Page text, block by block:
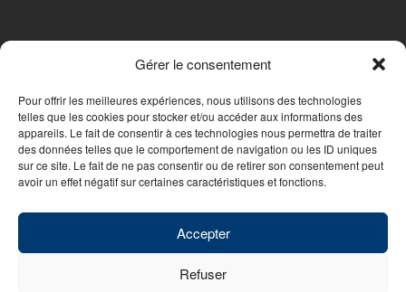
Gérer le consentement
Pour offrir les meilleures expériences, nous utilisons des technologies
telles que les cookies pour stocker et/ou accéder aux informations des
appareils. Le fait de consentir à ces technologies nous permettra de traiter
des données telles que le comportement de navigation ou les ID uniques
sur ce site. Le fait de ne pas consentir ou de retirer son consentement peut
avoir un effet négatif sur certaines caractéristiques et fonctions.
Accepter
Refuser
Nous contacter
© 2026 - WebDesign PFS Concept Toulon|Mentions légales|Politique